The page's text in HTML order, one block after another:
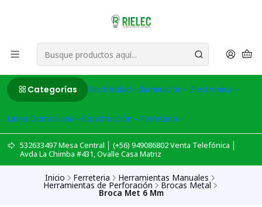
Categorías Electricidad Iluminación Electronica
Linea Domiciliaria Construcción Ferreteria
532633497 Mesa Central │ (+56) 949086802 Venta Telefónica │
Avda La Chimba #431, Ovalle Casa Matriz
Inicio Ferreteria Herramientas Manuales
Herramientas de Perforación Brocas Metal
Broca Met 6 Mm